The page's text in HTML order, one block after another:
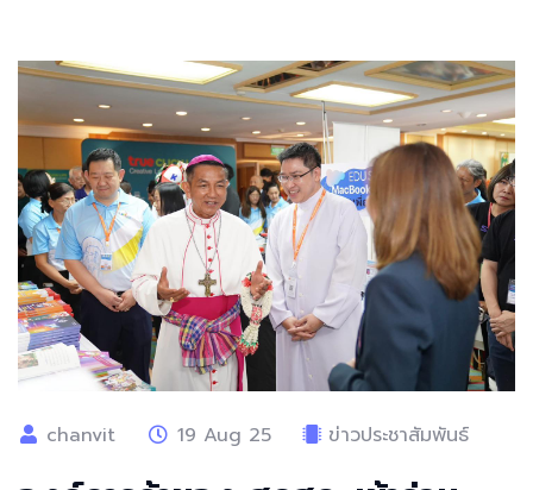
chanvit 19 Aug 25 ข่าวประชาสัมพันธ์